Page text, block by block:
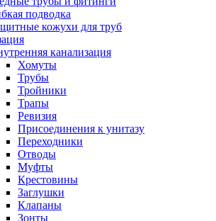
подводка
кожухи для труб
канализация
Хомуты
Трубы
Тройники
Трапы
Ревизия
Присоединения к унитазу
Переходники
Отводы
Муфты
Крестовины
Заглушки
Клапаны
Зонты